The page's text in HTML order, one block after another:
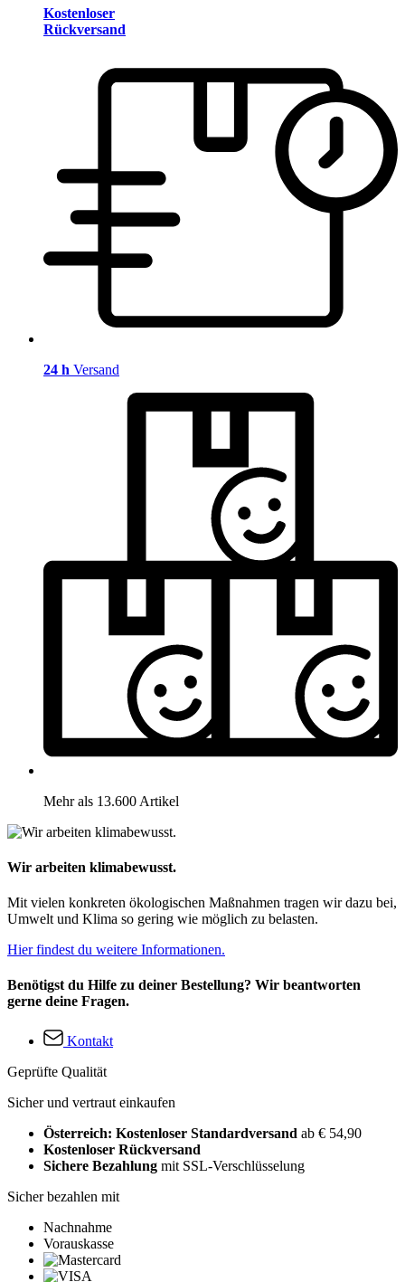
Kostenloser
Rückversand
24 h Versand
Mehr als 13.600 Artikel
Wir arbeiten klimabewusst.
Mit vielen konkreten ökologischen Maßnahmen tragen wir dazu bei,
Umwelt und Klima so gering wie möglich zu belasten.
Hier findest du weitere Informationen.
Benötigst du Hilfe zu deiner Bestellung? Wir beantworten
gerne deine Fragen.
Kontakt
Geprüfte Qualität
Sicher und vertraut einkaufen
Österreich: Kostenloser Standardversand ab € 54,90
Kostenloser Rückversand
Sichere Bezahlung mit SSL-Verschlüsselung
Sicher bezahlen mit
Nachnahme
Vorauskasse